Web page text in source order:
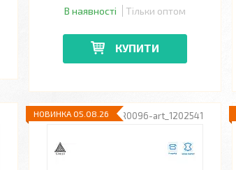
В наявності Тільки оптом
КУПИТИ
R0096-art_1202541
НОВИНКА 05.08.26